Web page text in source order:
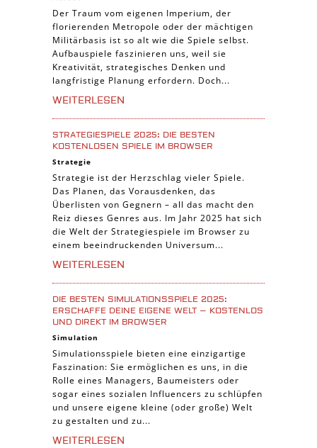
Der Traum vom eigenen Imperium, der
florierenden Metropole oder der mächtigen
Militärbasis ist so alt wie die Spiele selbst.
Aufbauspiele faszinieren uns, weil sie
Kreativität, strategisches Denken und
langfristige Planung erfordern. Doch...
WEITERLESEN
STRATEGIESPIELE 2025: DIE BESTEN
KOSTENLOSEN SPIELE IM BROWSER
Strategie
Strategie ist der Herzschlag vieler Spiele.
Das Planen, das Vorausdenken, das
Überlisten von Gegnern – all das macht den
Reiz dieses Genres aus. Im Jahr 2025 hat sich
die Welt der Strategiespiele im Browser zu
einem beeindruckenden Universum...
WEITERLESEN
DIE BESTEN SIMULATIONSSPIELE 2025:
ERSCHAFFE DEINE EIGENE WELT – KOSTENLOS
UND DIREKT IM BROWSER
Simulation
Simulationsspiele bieten eine einzigartige
Faszination: Sie ermöglichen es uns, in die
Rolle eines Managers, Baumeisters oder
sogar eines sozialen Influencers zu schlüpfen
und unsere eigene kleine (oder große) Welt
zu gestalten und zu...
WEITERLESEN